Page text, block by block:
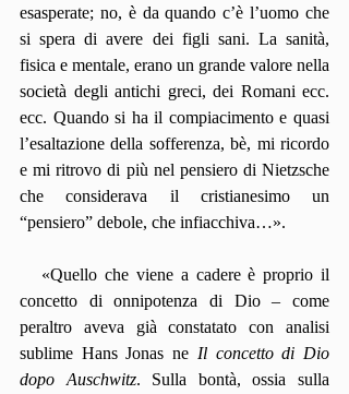
esasperate; no, è da quando c’è l’uomo che
si spera di avere dei figli sani. La sanità,
fisica e mentale, erano un grande valore nella
società degli antichi greci, dei Romani ecc.
ecc. Quando si ha il compiacimento e quasi
l’esaltazione della sofferenza, bè, mi ricordo
e mi ritrovo di più nel pensiero di Nietzsche
che considerava il cristianesimo un
“pensiero” debole, che infiacchiva…».
concetto di onnipotenza di Dio – come
peraltro aveva già constatato con analisi
sublime Hans Jonas ne Il concetto di Dio
dopo Auschwitz. Sulla bontà, ossia sulla